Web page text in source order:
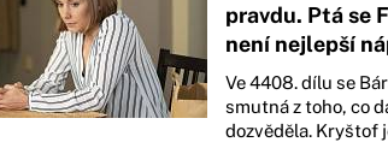
pravdu. Ptá se
není nejlepší
Ve 4408. dílu se
smutná z toho, co
dozvěděla. Kryštof